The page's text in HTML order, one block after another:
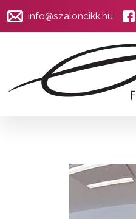
info@szaloncikk.hu